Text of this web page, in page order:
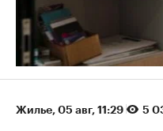
Жилье 05 авг, 11:29 5